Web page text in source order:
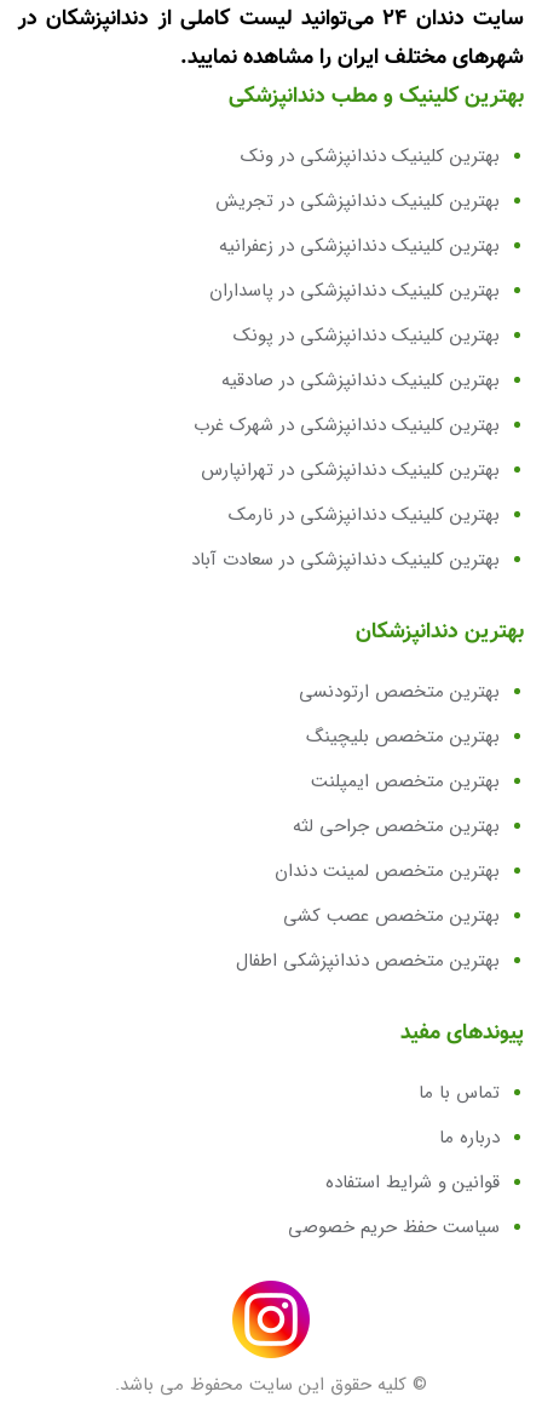
سایت دندان 24 می‌توانید لیست کاملی از دندانپزشکان در
شهرهای مختلف ایران را مشاهده نمایید.
بهترین کلینیک و مطب دندانپزشکی
بهترین کلینیک دندانپزشکی در ونک
بهترین کلینیک دندانپزشکی در تجریش
بهترین کلینیک دندانپزشکی در زعفرانیه
بهترین کلینیک دندانپزشکی در پاسداران
بهترین کلینیک دندانپزشکی در پونک
بهترین کلینیک دندانپزشکی در صادقیه
بهترین کلینیک دندانپزشکی در شهرک غرب
بهترین کلینیک دندانپزشکی در تهرانپارس
بهترین کلینیک دندانپزشکی در نارمک
بهترین کلینیک دندانپزشکی در سعادت آباد
بهترین دندانپزشکان
بهترین متخصص ارتودنسی
بهترین متخصص بلیچینگ
بهترین متخصص ایمپلنت
بهترین متخصص جراحی لثه
بهترین متخصص لمینت دندان
بهترین متخصص عصب کشی
بهترین متخصص دندانپزشکی اطفال
پیوندهای مفید
تماس با ما
درباره ما
قوانین و شرایط استفاده
سیاست حفظ حریم خصوصی
© کلیه حقوق این سایت محفوظ می باشد.